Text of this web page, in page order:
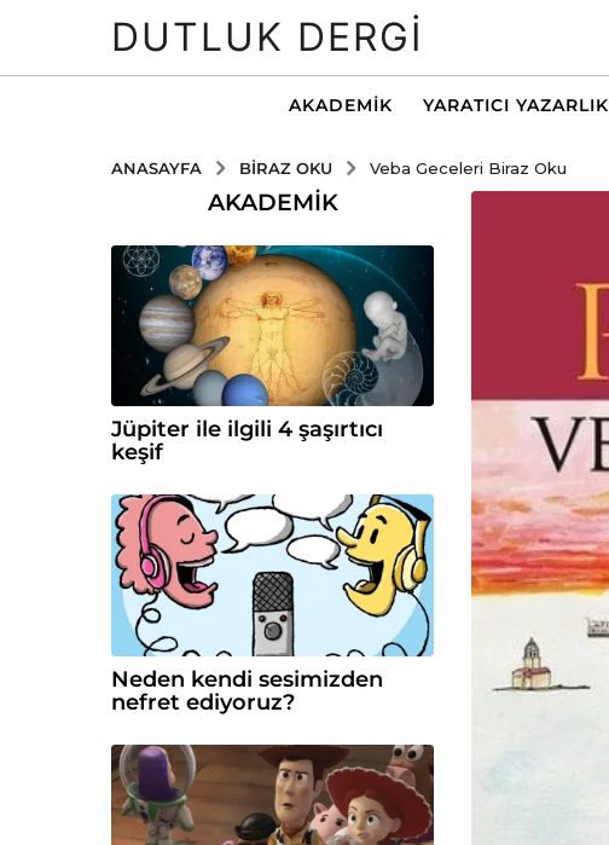
DUTLUK DERGI
AKADEMIK YARATICI YAZARLIK
ANASAYFA BIRAZ OKU Veba Geceleri Biraz Oku
AKADEMIK
Jüpiter ile ilgili 4 şaşırtıcı
keşif
Neden kendi sesimizden
nefret ediyoruz?